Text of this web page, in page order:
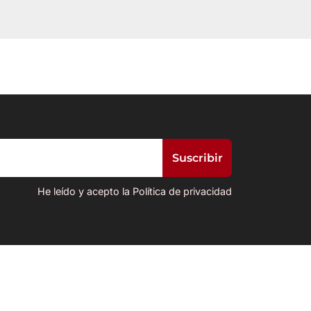
He leído y acepto la Política de privacidad